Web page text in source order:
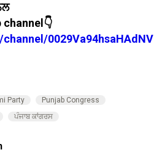
channel👇
Party
Punjab Congress
ਪੰਜਾਬ ਕਾਂਗਰਸ